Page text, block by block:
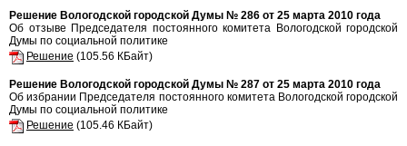
Решение Вологодской городской Думы № 286 от 25 марта 2010 года
Об отзыве Председателя постоянного комитета Вологодской городской
Думы по социальной политике
Решение (105.56 КБайт)
Решение Вологодской городской Думы № 287 от 25 марта 2010 года
Об избрании Председателя постоянного комитета Вологодской городской
Думы по социальной политике
Решение (105.46 КБайт)